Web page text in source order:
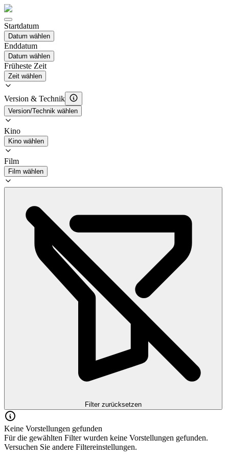
Startdatum
Datum wählen
Enddatum
Datum wählen
Früheste Zeit
Zeit wählen
Version & Technik
Version/Technik wählen
Kino
Kino wählen
Film
Film wählen
Filter zurücksetzen
Keine Vorstellungen gefunden
Für die gewählten Filter wurden keine Vorstellungen gefunden.
Versuchen Sie andere Filtereinstellungen.